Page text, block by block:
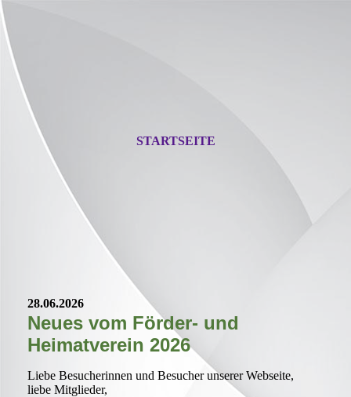
STARTSEITE
28.06.2026
Neues vom Förder- und
Heimatverein 2026
Liebe Besucherinnen und Besucher unserer Webseite,
liebe Mitglieder,